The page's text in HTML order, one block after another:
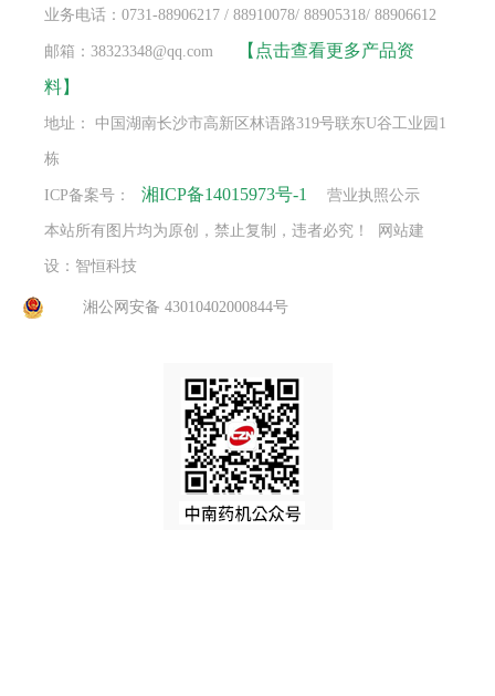
业务电话：0731-88906217 / 88910078/ 88905318/ 88906612
邮箱：38323348@qq.com
【点击查看更多产品资
料】
地址： 中国湖南长沙市高新区林语路319号联东U谷工业园1
栋
ICP备案号： 湘ICP备14015973号-1 营业执照公示
本站所有图片均为原创，禁止复制，违者必究！ 网站建
设：智恒科技
湘公网安备 43010402000844号